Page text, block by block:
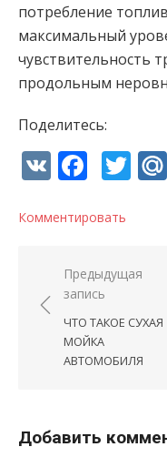
потребление
максимальный
чувствительность
продольным
Поделитесь:
VK
Комментировать
Предыдущая
запись
ЧТО ТАКОЕ СУХАЯ
МОЙКА
АВТОМОБИЛЯ
Добавить